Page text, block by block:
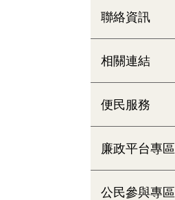
聯絡資訊
相關連結
便民服務
廉政平台專區
公民參與專區